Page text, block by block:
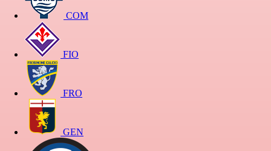
COM
FIO
FRO
GEN